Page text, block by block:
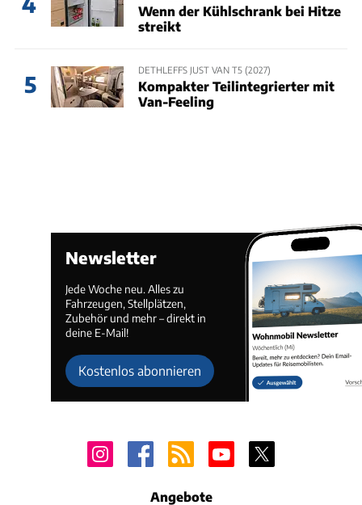
Wenn der Kühlschrank bei Hitze
streikt
5
DETHLEFFS JUST VAN T5 (2027)
Kompakter Teilintegrierter mit
Van-Feeling
Newsletter
Jede Woche neu. Alles zu
Fahrzeugen, Stellplätzen,
Zubehör und mehr – direkt in
deine E-Mail!
Kostenlos abonnieren
Angebote